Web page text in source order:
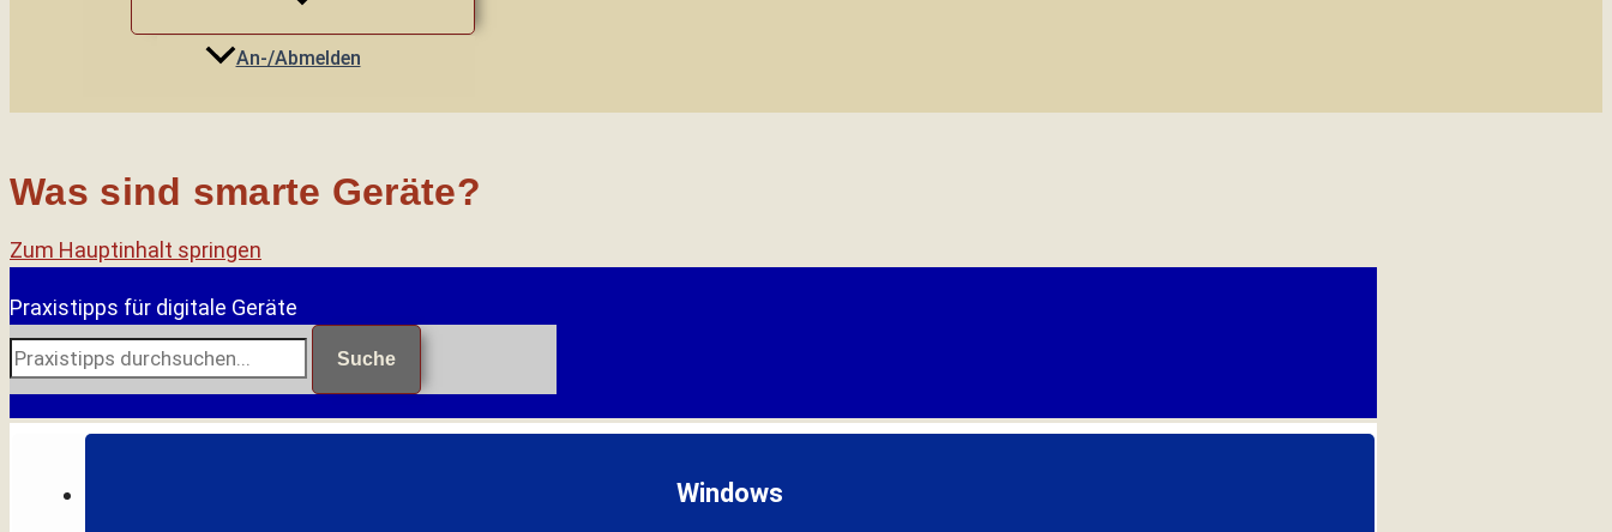
An-/Abmelden
Was sind smarte Geräte?
Zum Hauptinhalt springen
Praxistipps für digitale Geräte
Suche
Windows